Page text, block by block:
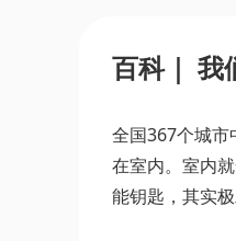
百科｜ 我
全国367个城市
在室内。室内
能钥匙，其实